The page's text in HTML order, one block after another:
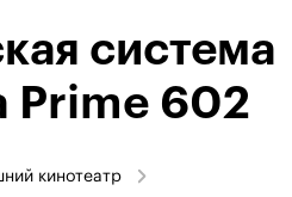
система
Prime 602
кинотеатр